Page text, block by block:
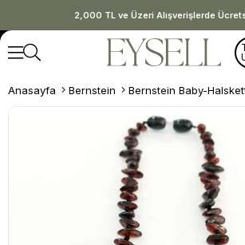
2,000 TL ve Üzeri Alışverişlerde
Anasayfa Bernstein Bernstein Baby-